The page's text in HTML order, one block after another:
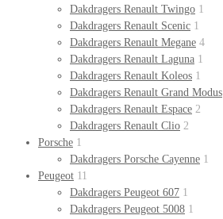
Dakdragers Renault Twingo 1
Dakdragers Renault Scenic 1
Dakdragers Renault Megane 4
Dakdragers Renault Laguna 1
Dakdragers Renault Koleos 1
Dakdragers Renault Grand Modus
Dakdragers Renault Espace 2
Dakdragers Renault Clio 2
Porsche 1
Dakdragers Porsche Cayenne 1
Peugeot 11
Dakdragers Peugeot 607 1
Dakdragers Peugeot 5008 1